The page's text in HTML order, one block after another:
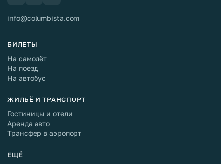
info@columbista.com
БИЛЕТЫ
На самолёт
На поезд
На автобус
ЖИЛЬЁ И ТРАНСПОРТ
Гостиницы и отели
Аренда авто
Трансфер в аэропорт
ЕЩЁ